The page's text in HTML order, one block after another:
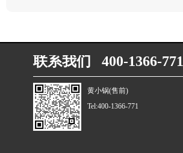
联系我们 400-1366-771
黄小锅(售前)
Tel:400-1366-771